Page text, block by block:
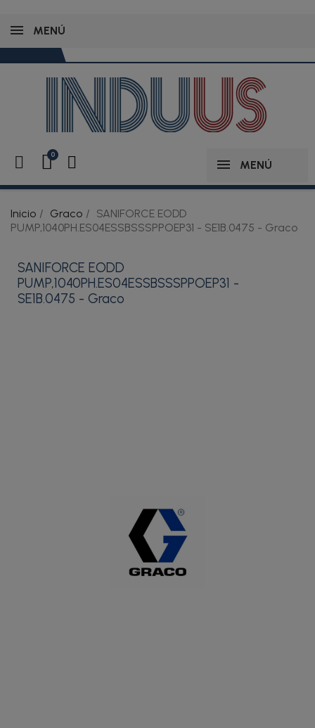
MENÚ
MENÚ
Inicio Graco
SANIFORCE EODD
PUMP,1040PH.ES04ESSBSSSPPOEP31 - SE1B.0475 - Graco
SANIFORCE EODD
PUMP,1040PH.ES04ESSBSSSPPOEP31 -
SE1B.0475 - Graco